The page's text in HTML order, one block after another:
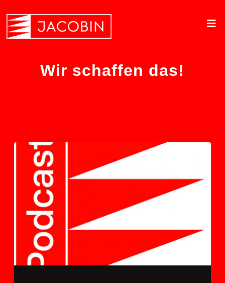
Wir schaffen das!